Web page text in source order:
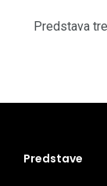
Predstava
Predstave